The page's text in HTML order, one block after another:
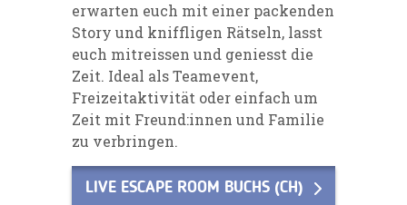
erwarten euch mit einer packenden
Story und kniffligen Rätseln, lasst
euch mitreissen und geniesst die
Zeit. Ideal als Teamevent,
Freizeitaktivität oder einfach um
Zeit mit Freund:innen und Familie
zu verbringen.
LIVE ESCAPE ROOM BUCHS (CH)